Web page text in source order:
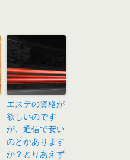
エステの資格が
欲しいのです
が、通信で安い
のとかあります
か？とりあえず